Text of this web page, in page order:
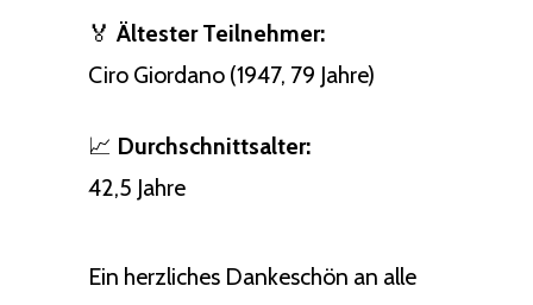
🏅 Ältester Teilnehmer:
Ciro Giordano (1947, 79 Jahre)
📈 Durchschnittsalter:
42,5 Jahre
Ein herzliches Dankeschön an alle